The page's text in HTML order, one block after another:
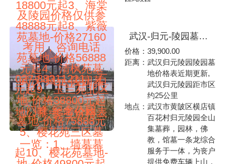
及陵园价格仅供参
考用，咨询电话
027-88311211）石
门峰-纪念公园
48888元起8、紫薇
苑墓地-价格56888
元起9、玉兰苑北区
墓地-价格75888元
起10、樱花苑墓地-
18800元起3、海棠
苑墓地-价格27160
元起4、清枫苑墓
地-价格38800元起
5、樱花苑三区墓
武汉-归元-陵园墓
地公墓-参考价格表
一览：1、墙墓墓
武汉-归元-陵园墓地公墓-参考价格表一览：1、墙墓墓地-价格5900元起2、天堂二十六区墓地-价格39900元起3、天堂二十七区墓地-价格58900元起4、天堂十区墓地-价格76900元起5、天福二区墓地-价格81900元起6、天堂十六区墓地-价格83900元起7、天堂十七区墓地-价格89900元起8、天堂十六区墓地-价格119000元起9、天堂十五区墓地-价格189000元起10、佛海九区墓地-价格289000元起（本站内容及陵园价格仅供参考用，咨询电话027-88311211）归元-陵园
价格：39,900.00
距离：武汉归元陵园陵园墓
地价格表近期更新,
武汉归元陵园距市区
约25公里
地点：武汉市黄陂区横店镇
百花村归元陵园全山
集墓葬，园林，佛
教，馆墓一条龙综合
服务于一体，为丧户
提供免费车辆上山，